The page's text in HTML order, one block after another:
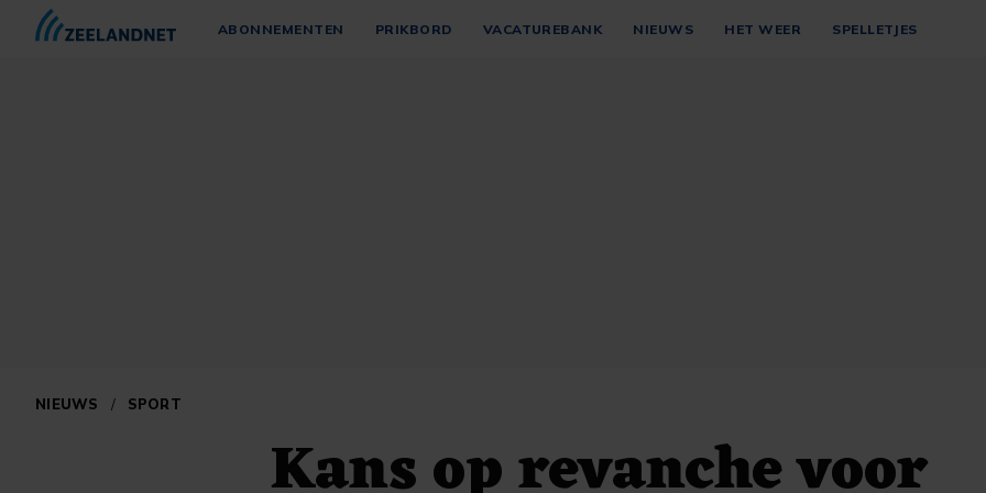
ABONNEMENTEN PRIKBORD VACATUREBANK NIEUWS HET WEER SPELLETJES
NIEUWS / SPORT